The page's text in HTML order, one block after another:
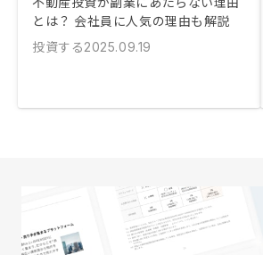
とは？ 会社員に人気の理由も解説
投資する2025.09.19